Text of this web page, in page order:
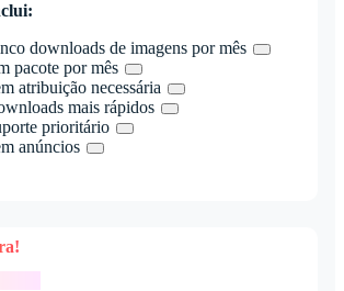
downloads de imagens por mês
pacote por mês
atribuição necessária
mais rápidos
prioritário
anúncios